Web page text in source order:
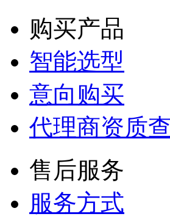
购买产品
智能选型
意向购买
代理商资质
售后服务
服务方式